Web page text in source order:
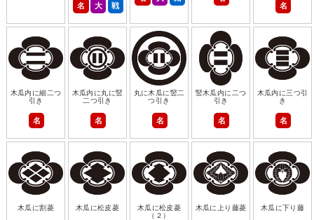
名 大 戦 名
木瓜内に細二つ
引き
名
木瓜内に丸に竪
二つ引き
名
丸に木瓜に竪二
つ引き
名
竪木瓜内に二つ
引き
名
木瓜内に三つ引
き
名
木瓜に割菱 木瓜に松皮菱
木瓜に松皮菱
（２）
木瓜に上り藤菱 木瓜に下り藤